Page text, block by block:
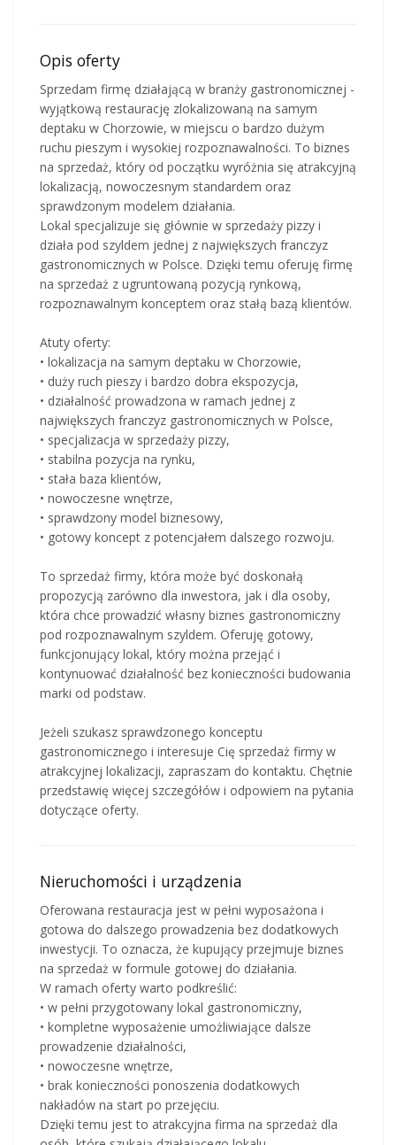
Opis oferty
Sprzedam firmę działającą w branży gastronomicznej -
wyjątkową restaurację zlokalizowaną na samym
deptaku w Chorzowie, w miejscu o bardzo dużym
ruchu pieszym i wysokiej rozpoznawalności. To biznes
na sprzedaż, który od początku wyróżnia się atrakcyjną
lokalizacją, nowoczesnym standardem oraz
sprawdzonym modelem działania.
Lokal specjalizuje się głównie w sprzedaży pizzy i
działa pod szyldem jednej z największych franczyz
gastronomicznych w Polsce. Dzięki temu oferuję firmę
na sprzedaż z ugruntowaną pozycją rynkową,
rozpoznawalnym konceptem oraz stałą bazą klientów.
Atuty oferty:
• lokalizacja na samym deptaku w Chorzowie,
• duży ruch pieszy i bardzo dobra ekspozycja,
• działalność prowadzona w ramach jednej z
największych franczyz gastronomicznych w Polsce,
• specjalizacja w sprzedaży pizzy,
• stabilna pozycja na rynku,
• stała baza klientów,
• nowoczesne wnętrze,
• sprawdzony model biznesowy,
• gotowy koncept z potencjałem dalszego rozwoju.
To sprzedaż firmy, która może być doskonałą
propozycją zarówno dla inwestora, jak i dla osoby,
która chce prowadzić własny biznes gastronomiczny
pod rozpoznawalnym szyldem. Oferuję gotowy,
funkcjonujący lokal, który można przejąć i
kontynuować działalność bez konieczności budowania
marki od podstaw.
Jeżeli szukasz sprawdzonego konceptu
gastronomicznego i interesuje Cię sprzedaż firmy w
atrakcyjnej lokalizacji, zapraszam do kontaktu. Chętnie
przedstawię więcej szczegółów i odpowiem na pytania
dotyczące oferty.
Nieruchomości i urządzenia
Oferowana restauracja jest w pełni wyposażona i
gotowa do dalszego prowadzenia bez dodatkowych
inwestycji. To oznacza, że kupujący przejmuje biznes
na sprzedaż w formule gotowej do działania.
W ramach oferty warto podkreślić:
• w pełni przygotowany lokal gastronomiczny,
• kompletne wyposażenie umożliwiające dalsze
prowadzenie działalności,
• nowoczesne wnętrze,
• brak konieczności ponoszenia dodatkowych
nakładów na start po przejęciu.
Dzięki temu jest to atrakcyjna firma na sprzedaż dla